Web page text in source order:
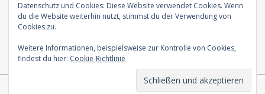
Datenschutz und Cookies: Diese Website verwendet Cookies. Wenn
du die Website weiterhin nutzt, stimmst du der Verwendung von
Cookies zu.
Weitere Informationen, beispielsweise zur Kontrolle von Cookies,
findest du hier: Cookie-Richtlinie